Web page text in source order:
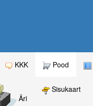
KKK Pood
Äri
Sisukaart